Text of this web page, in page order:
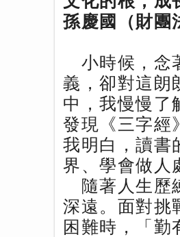
孫慶國（財團
小時候，念
義，卻對這朗
中，我慢慢了
發現《三字經
我明白，讀書
界、學會做人
隨著人生歷
深遠。面對挑
困難時，「勤